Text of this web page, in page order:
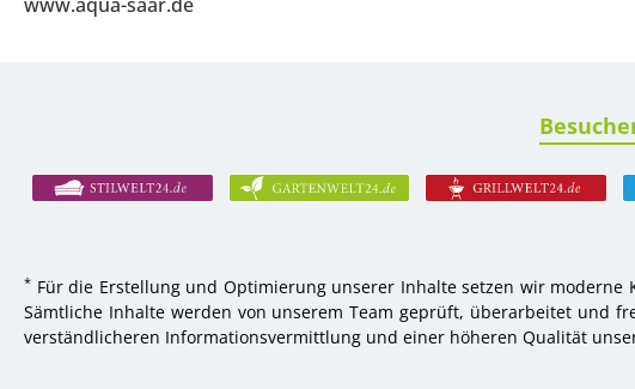
* Für die Erstellung und Optimierung unserer Inhalte setzen wir moderne
Sämtliche Inhalte werden von unserem Team geprüft, überarbeitet und
verständlicheren Informationsvermittlung und einer höheren Qualität